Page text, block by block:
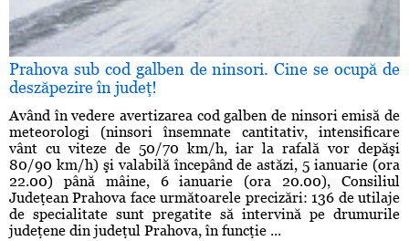
Prahova sub cod galben de ninsori. Cine se ocupă de
deszăpezire în judeţ!
Având în vedere avertizarea cod galben de ninsori emisă de
meteorologi (ninsori însemnate cantitativ, intensificare
vânt cu viteze de 50/70 km/h, iar la rafală vor depăşi
80/90 km/h) şi valabilă începând de astăzi, 5 ianuarie (ora
22.00) până mâine, 6 ianuarie (ora 20.00), Consiliul
Judeţean Prahova face următoarele precizări: 136 de utilaje
de specialitate sunt pregatite să intervină pe drumurile
judeţene din judeţul Prahova, în funcţie ...